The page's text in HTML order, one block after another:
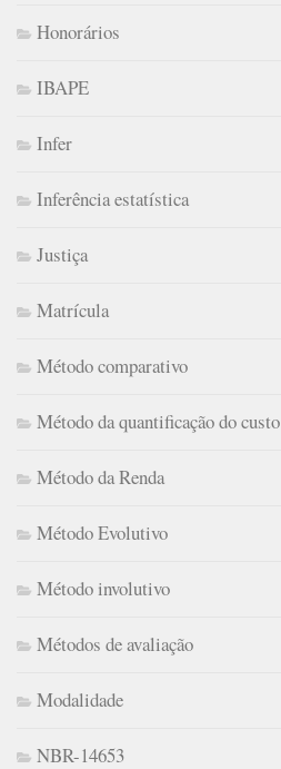
Honorários
IBAPE
Infer
Inferência estatística
Justiça
Matrícula
Método comparativo
Método da quantificação do custo
Método da Renda
Método Evolutivo
Método involutivo
Métodos de avaliação
Modalidade
NBR-14653